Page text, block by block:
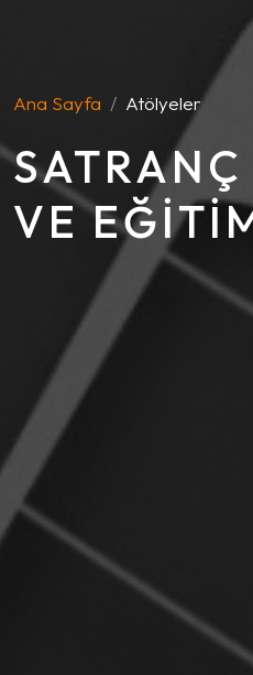
Ana Sayfa Atölyeler
SATRANÇ
VE